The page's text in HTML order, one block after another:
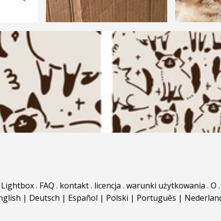
Lightbox. FAQ . kontakt. licencja . warunki użytkowania . O .
| Deutsch | Español | Polski | Português |